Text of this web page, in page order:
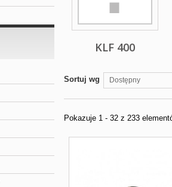
KLF 400
Sortuj wg Dostępny
Pokazuje 1 - 32 z 233